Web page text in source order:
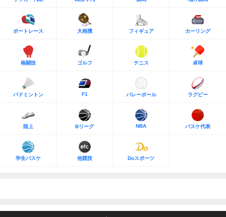
ボートレース 大相撲 フィギュア カーリング
格闘技 ゴルフ テニス 卓球
バドミントン F1 バレーボール ラグビー
陸上 Bリーグ NBA バスケ代表
学生バスケ 他競技 Doスポーツ